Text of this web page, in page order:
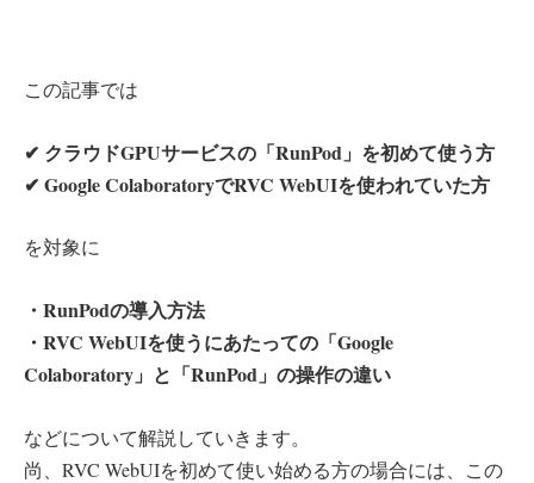
この記事では
✔︎ クラウドGPUサービスの「RunPod」を初めて使う方
✔︎ Google ColaboratoryでRVC WebUIを使われていた方
を対象に
・RunPodの導入方法
・RVC WebUIを使うにあたっての「Google
Colaboratory」と「RunPod」の操作の違い
などについて解説していきます。
尚、RVC WebUIを初めて使い始める方の場合には、この